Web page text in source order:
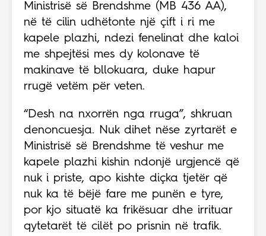
Ministrisë së Brendshme (MB 436 AA),
në të cilin udhëtonte një çift i ri me
kapele plazhi, ndezi fenelinat dhe kaloi
me shpejtësi mes dy kolonave të
makinave të bllokuara, duke hapur
rrugë vetëm për veten.
“Desh na nxorrën nga rruga”, shkruan
denoncuesja. Nuk dihet nëse zyrtarët e
Ministrisë së Brendshme të veshur me
kapele plazhi kishin ndonjë urgjencë që
nuk i priste, apo kishte diçka tjetër që
nuk ka të bëjë fare me punën e tyre,
por kjo situatë ka frikësuar dhe irrituar
qytetarët të cilët po prisnin në trafik.